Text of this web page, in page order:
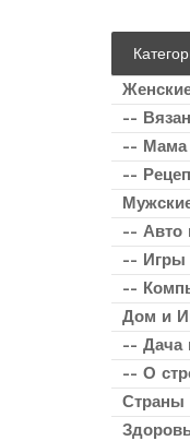
--
-- Мама
--
-- Авто
-- Игры
--
Дом и
-- Дача
-- О
Страны